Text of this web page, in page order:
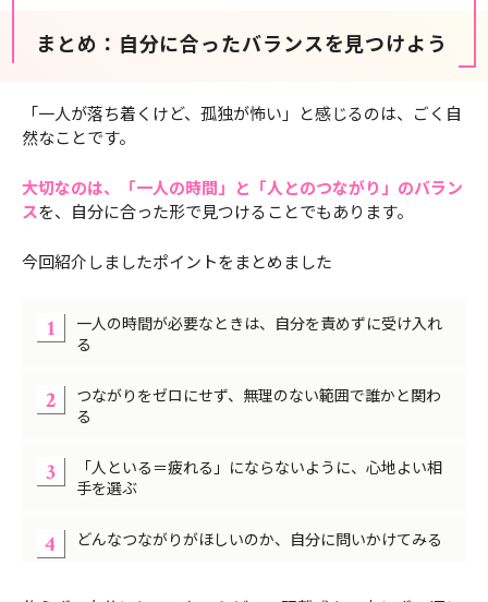
まとめ：自分に合ったバランスを見つけよう
「一人が落ち着くけど、孤独が怖い」と感じるのは、ごく自
然なことです。
大切なのは、「一人の時間」と「人とのつながり」のバラン
スを、自分に合った形で見つけることでもあります。
今回紹介しましたポイントをまとめました
一人の時間が必要なときは、自分を責めずに受け入れ
る
つながりをゼロにせず、無理のない範囲で誰かと関わ
る
「人といる＝疲れる」にならないように、心地よい相
手を選ぶ
どんなつながりがほしいのか、自分に問いかけてみる